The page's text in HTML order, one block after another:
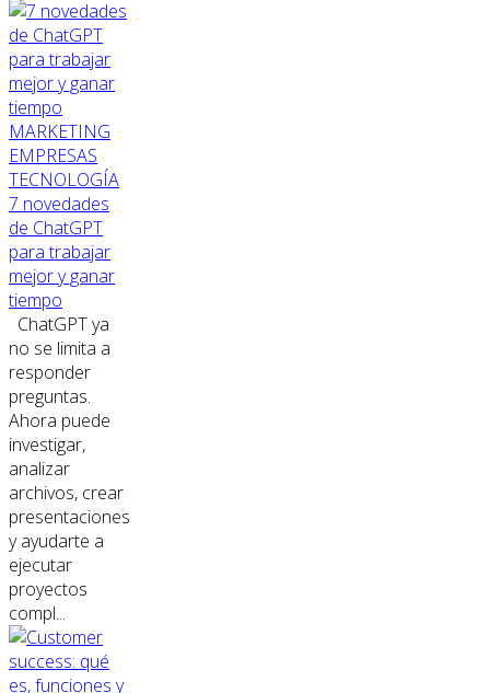
MARKETING
EMPRESAS
TECNOLOGÍA
7 novedades
de ChatGPT
para trabajar
mejor y ganar
tiempo
ChatGPT ya
no se limita a
responder
preguntas.
Ahora puede
investigar,
analizar
archivos, crear
presentaciones
y ayudarte a
ejecutar
proyectos
compl...